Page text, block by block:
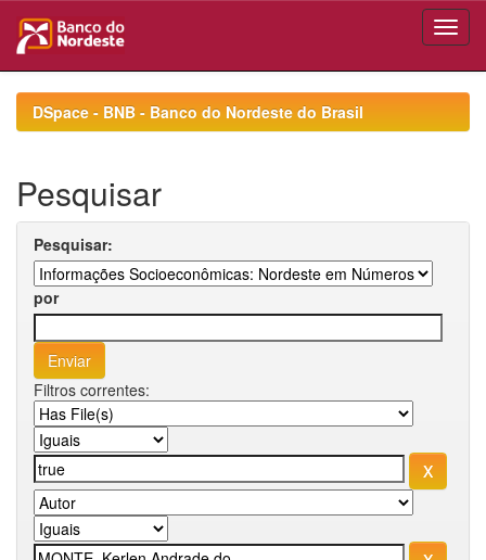
navigationDSpace - BNB - Banco do Nordeste do Brasil
Pesquisar
Pesquisar:
por
Filtros correntes: